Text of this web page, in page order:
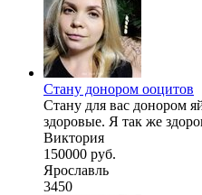
Стану донором ооцитов
Стану для вас донором
здоровые. Я так же
Виктория
150000 руб.
Ярославль
3450